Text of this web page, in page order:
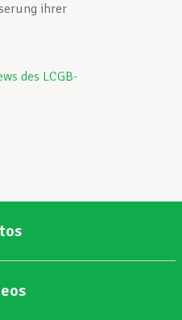
ihrer
des LCGB-